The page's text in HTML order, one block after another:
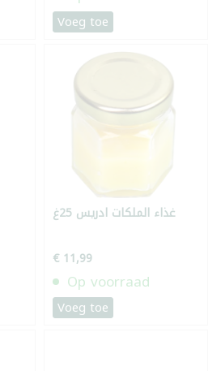
Voeg toe
غذاء الملكات ادريس 25غ
€ 11,99
Op voorraad
Voeg toe